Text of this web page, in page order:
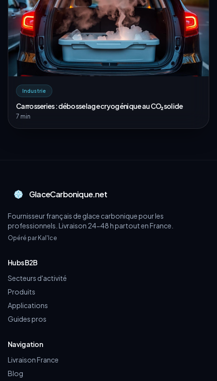
Industrie
Carrosseries : débosselage cryogénique au CO₂ solide
7 min
GlaceCarbonique.net
Fournisseur français de glace carbonique pour les
professionnels. Livraison 24-48 h partout en France.
Opéré par Kal'Ice
Hubs B2B
Secteurs d'activité
Produits
Applications
Guides pros
Navigation
Livraison France
Blog